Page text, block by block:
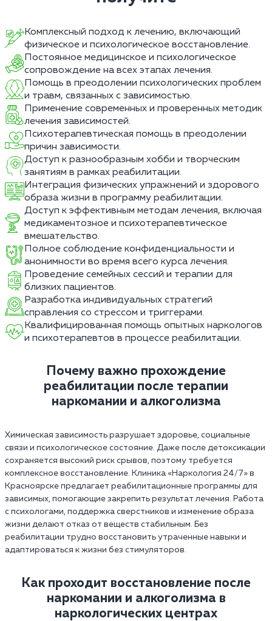
Комплексный подход к лечению, включающий
физическое и психологическое восстановление.
Постоянное медицинское и психологическое
сопровождение на всех этапах лечения.
Помощь в преодолении психологических проблем
и травм, связанных с зависимостью.
Применение современных и проверенных методик
лечения зависимостей.
Психотерапевтическая помощь в преодолении
причин зависимости.
Доступ к разнообразным хобби и творческим
занятиям в рамках реабилитации.
Интеграция физических упражнений и здорового
образа жизни в программу реабилитации.
Доступ к эффективным методам лечения, включая
медикаментозное и психотерапевтическое
вмешательство.
Полное соблюдение конфиденциальности и
анонимности во время всего курса лечения.
Проведение семейных сессий и терапии для
близких пациентов.
Разработка индивидуальных стратегий
справления со стрессом и триггерами.
Квалифицированная помощь опытных наркологов
и психотерапевтов в процессе реабилитации.
Почему важно прохождение
реабилитации после терапии
наркомании и алкоголизма
Химическая зависимость разрушает здоровье, социальные
связи и психологическое состояние. Даже после детоксикации
сохраняется высокий риск срывов, поэтому требуется
комплексное восстановление. Клиника «Наркология 24/7» в
Красноярске предлагает реабилитационные программы для
зависимых, помогающие закрепить результат лечения. Работа
с психологами, поддержка сверстников и изменение образа
жизни делают отказ от веществ стабильным. Без
реабилитации трудно восстановить утраченные навыки и
адаптироваться к жизни без стимуляторов.
Как проходит восстановление после
наркомании и алкоголизма в
наркологических центрах